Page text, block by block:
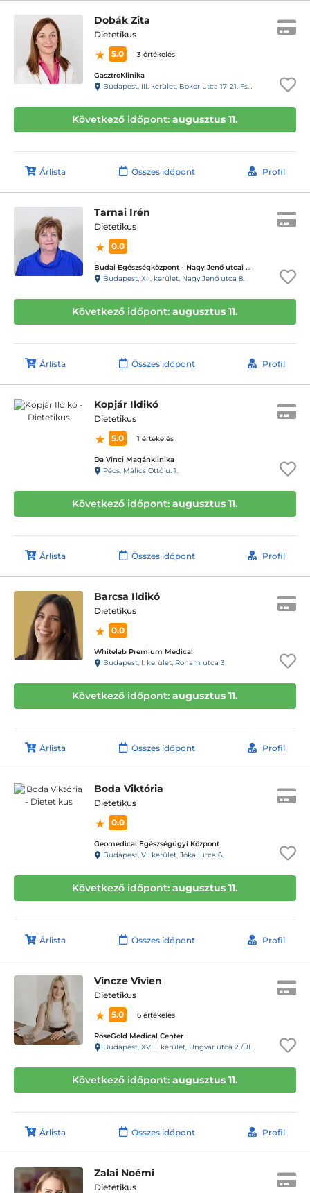
Dobák Zita
Dietetikus
5.0
3 értékelés
GasztroKlinika
Budapest, III. kerület, Bokor utca 17-21. Fszt.
Következő időpont: augusztus 11.
Árlista Összes időpont Profil
Tarnai Irén
Dietetikus
0.0
Budai Egészségközpont - Nagy Jenő utcai magánrendelők
Budapest, XII. kerület, Nagy Jenő utca 8.
Következő időpont: augusztus 11.
Árlista Összes időpont Profil
Kopjár Ildikó
Dietetikus
5.0
1 értékelés
Da Vinci Magánklinika
Pécs, Málics Ottó u. 1.
Következő időpont: augusztus 11.
Árlista Összes időpont Profil
Barcsa Ildikó
Dietetikus
0.0
Whitelab Premium Medical
Budapest, I. kerület, Roham utca 3
Következő időpont: augusztus 11.
Árlista Összes időpont Profil
Boda Viktória
Dietetikus
0.0
Geomedical Egészségügyi Központ
Budapest, VI. kerület, Jókai utca 6.
Következő időpont: augusztus 11.
Árlista Összes időpont Profil
Vincze Vivien
Dietetikus
5.0
6 értékelés
RoseGold Medical Center
Budapest, XVIII. kerület, Ungvár utca 2./Üllői út 650.
Következő időpont: augusztus 11.
Árlista Összes időpont Profil
Zalai Noémi
Dietetikus